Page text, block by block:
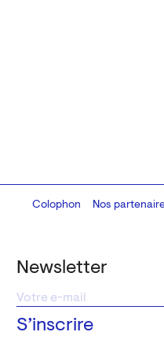
Newsletter
Colophon
Design:Marcel Kaczmarek
Nos